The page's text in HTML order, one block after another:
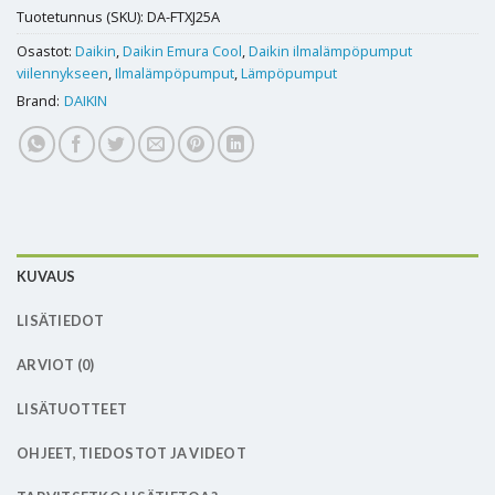
Tuotetunnus (SKU): DA-FTXJ25A
Osastot: Daikin,Daikin Emura Cool,Daikin ilmalämpöpumput
viilennykseen,Ilmalämpöpumput,Lämpöpumput
Brand: DAIKIN
KUVAUS
LISÄTIEDOT
ARVIOT (0)
LISÄTUOTTEET
OHJEET, TIEDOSTOT JA VIDEOT